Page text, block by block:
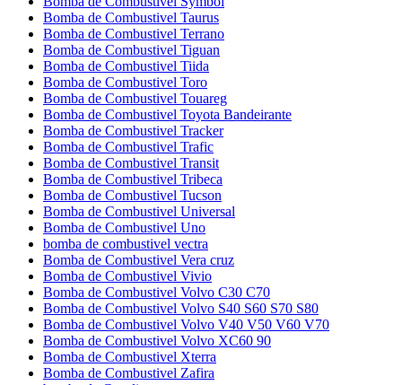
Bomba de Combustivel Taurus
Bomba de Combustivel Terrano
Bomba de Combustivel Tiguan
Bomba de Combustivel Tiida
Bomba de Combustivel Toro
Bomba de Combustivel Touareg
Bomba de Combustivel Toyota Bandeirante
Bomba de Combustivel Tracker
Bomba de Combustivel Trafic
Bomba de Combustivel Transit
Bomba de Combustivel Tribeca
Bomba de Combustivel Tucson
Bomba de Combustivel Universal
Bomba de Combustivel Uno
bomba de combustivel vectra
Bomba de Combustivel Vera cruz
Bomba de Combustivel Vivio
Bomba de Combustivel Volvo C30 C70
Bomba de Combustivel Volvo S40 S60 S70 S80
Bomba de Combustivel Volvo V40 V50 V60 V70
Bomba de Combustivel Volvo XC60 90
Bomba de Combustivel Xterra
Bomba de Combustivel Zafira